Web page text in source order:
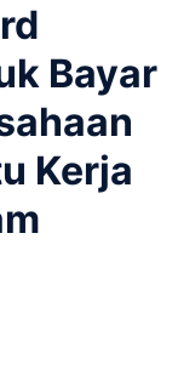
Bayar
Kerja